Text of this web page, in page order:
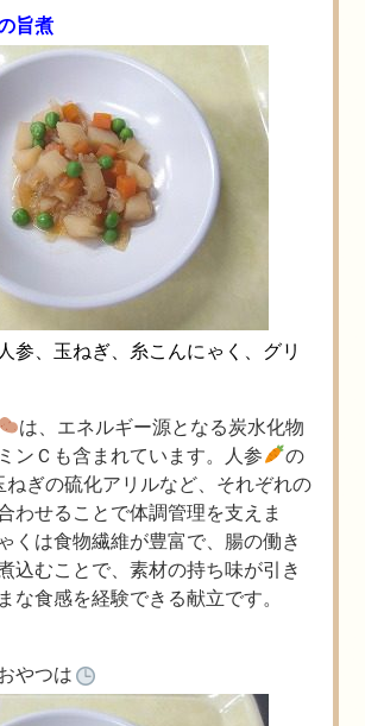
旨煮
参、玉ねぎ、糸こんにゃく、グリ
は、エネルギー源となる炭水化物
ンＣも含まれています。人参
の
ねぎの硫化アリルなど、それぞれの
わせることで体調管理を支えま
くは食物繊維が豊富で、腸の働き
込むことで、素材の持ち味が引き
な食感を経験できる献立です。
やつは